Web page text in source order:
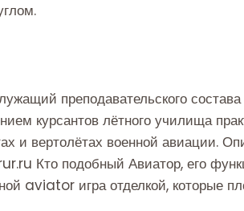
преподавательского состава
курсантов лётного училища
и вертолётах военной авиации.
Кто подобный Авиатор, его
aviator играотделкой, которые